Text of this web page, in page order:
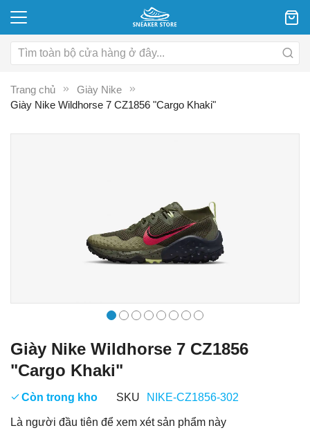
Trang chủ
Giày Nike
Giày Nike Wildhorse 7 CZ1856 "Cargo Khaki"
Giày Nike Wildhorse 7 CZ1856
"Cargo Khaki"
Còn trong kho SKU NIKE-CZ1856-302
Là người đầu tiên để xem xét sản phẩm này